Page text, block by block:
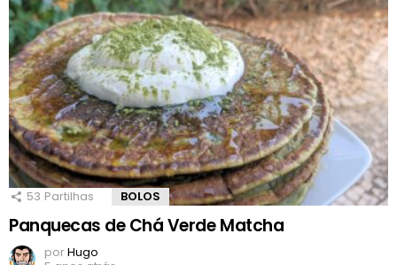
53 Partilhas BOLOS
Panquecas de Chá Verde Matcha
porHugo